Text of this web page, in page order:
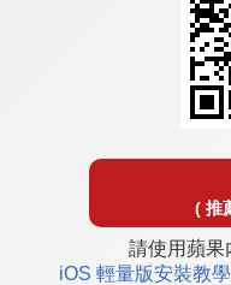
( 推
請使用蘋果
iOS 輕量版安裝教學